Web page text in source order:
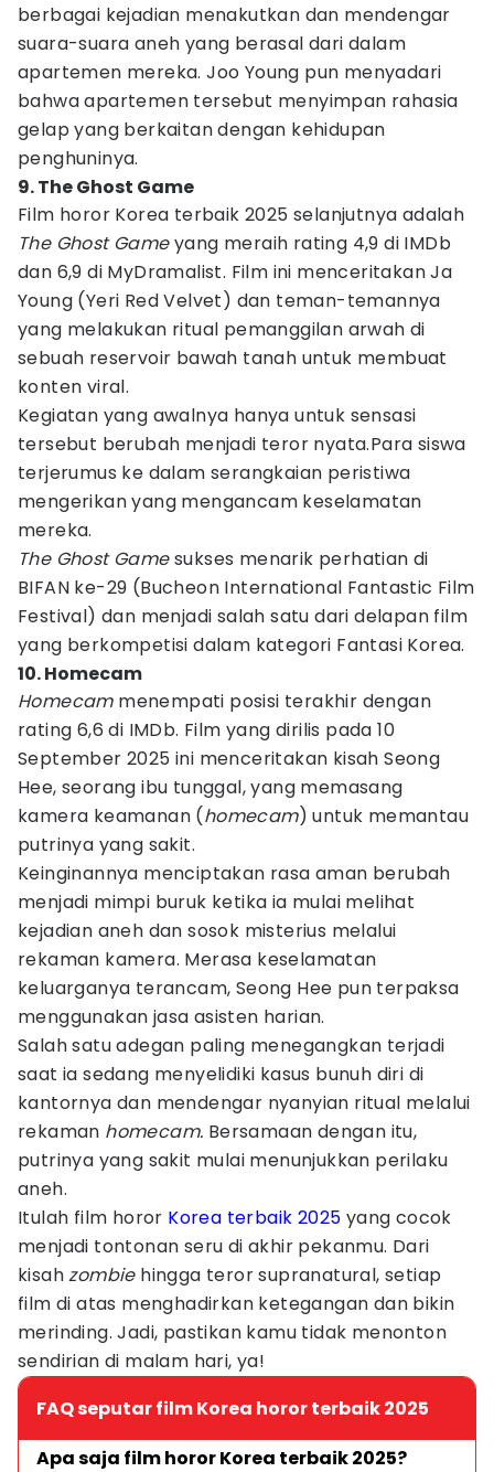
berbagai kejadian menakutkan dan mendengar
suara-suara aneh yang berasal dari dalam
apartemen mereka. Joo Young pun menyadari
bahwa apartemen tersebut menyimpan rahasia
gelap yang berkaitan dengan kehidupan
penghuninya.
9. The Ghost Game
Film horor Korea terbaik 2025 selanjutnya adalah
The Ghost Gameyang meraih rating 4,9 di IMDb
dan 6,9 di MyDramalist. Film ini menceritakan Ja
Young (Yeri Red Velvet) dan teman-temannya
yang melakukan ritual pemanggilan arwah di
sebuah reservoir bawah tanah untuk membuat
konten viral.
Kegiatan yang awalnya hanya untuk sensasi
tersebut berubah menjadi teror nyata.Para siswa
terjerumus ke dalam serangkaian peristiwa
mengerikan yang mengancam keselamatan
mereka.
The Ghost Gamesukses menarik perhatian di
BIFAN ke-29 (Bucheon International Fantastic Film
Festival) dan menjadi salah satu dari delapan film
yang berkompetisi dalam kategori Fantasi Korea.
10. Homecam
Homecam menempati posisi terakhir dengan
rating 6,6 di IMDb. Film yang dirilis pada 10
September 2025 ini menceritakan kisah Seong
Hee, seorang ibu tunggal, yang memasang
kamera keamanan (homecam) untuk memantau
putrinya yang sakit.
Keinginannya menciptakan rasa aman berubah
menjadi mimpi buruk ketika ia mulai melihat
kejadian aneh dan sosok misterius melalui
rekaman kamera. Merasa keselamatan
keluarganya terancam, Seong Hee pun terpaksa
menggunakan jasa asisten harian.
Salah satu adegan paling menegangkan terjadi
saat ia sedang menyelidiki kasus bunuh diri di
kantornya dan mendengar nyanyian ritual melalui
rekaman homecam. Bersamaan dengan itu,
putrinya yang sakit mulai menunjukkan perilaku
aneh.
Itulah film horor Korea terbaik 2025 yang cocok
menjadi tontonan seru di akhir pekanmu. Dari
kisahzombie hingga teror supranatural, setiap
film di atas menghadirkan ketegangan dan bikin
merinding. Jadi, pastikan kamu tidak menonton
sendirian di malam hari, ya!
FAQ seputar film Korea horor terbaik 2025
Apa saja film horor Korea terbaik 2025?